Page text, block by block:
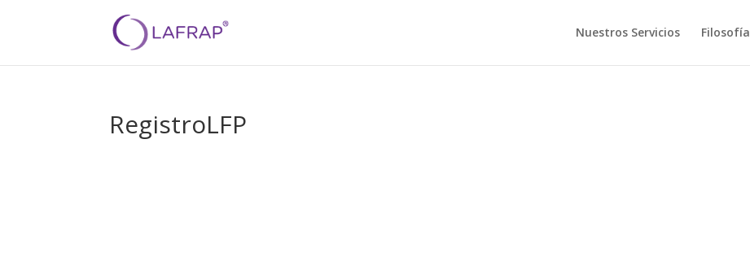
Nuestros Servicios Filosofía
RegistroLFP